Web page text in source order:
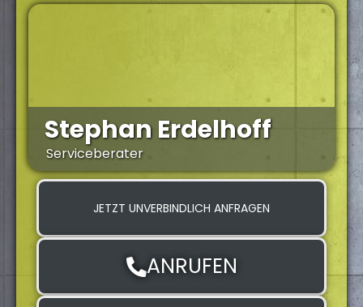
Stephan Erdelhoff
Serviceberater
JETZT UNVERBINDLICH ANFRAGEN
ANRUFEN